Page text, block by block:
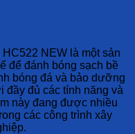
NEW là một sản
để đánh bóng sạch bề
bóng đá và bảo dưỡng
đầy đủ các tính năng và
này đang được nhiều
các công trình xây